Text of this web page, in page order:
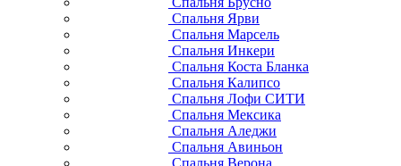
Спальня Ярви
Спальня Марсель
Спальня Инкери
Спальня Коста Бланка
Спальня Калипсо
Спальня Лофи СИТИ
Спальня Мексика
Спальня Аледжи
Спальня Авиньон
Спальня Верона